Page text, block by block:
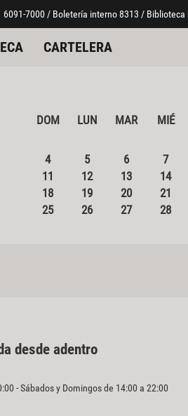
7000 / Boletería interno 8313 /
CARTELERA
DOM LUN MAR MIÉ
4
5 6 7
11
12 13 14
18
19 20 21
25
26 27 28
desde adentro
- Sábados y Domingos de 14:00 a 22:00